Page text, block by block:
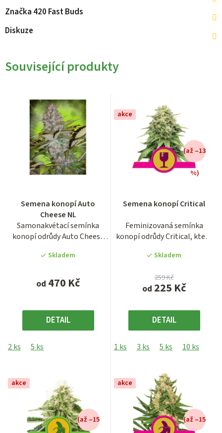
Značka 420 Fast Buds
Diskuze
Související produkty
Semena konopí Auto
Cheese NL
Samonakvétací semínka
konopí odrůdy Auto Cheese
na...
hodnocení
produktu
je
4,1
z
Skladem
od 470 Kč
DETAIL
2 ks 5 ks
akce
Semena konopí Critical
Feminizovaná semínka
konopí odrůdy Critical, která
hodnocení
je
3,9
z
hvězdiček.
Skladem
od 225 Kč
259 Kč
(až –13
%)
DETAIL
1 ks 3 ks 5 ks 10 ks
akce
(až –15
akce
(až –15